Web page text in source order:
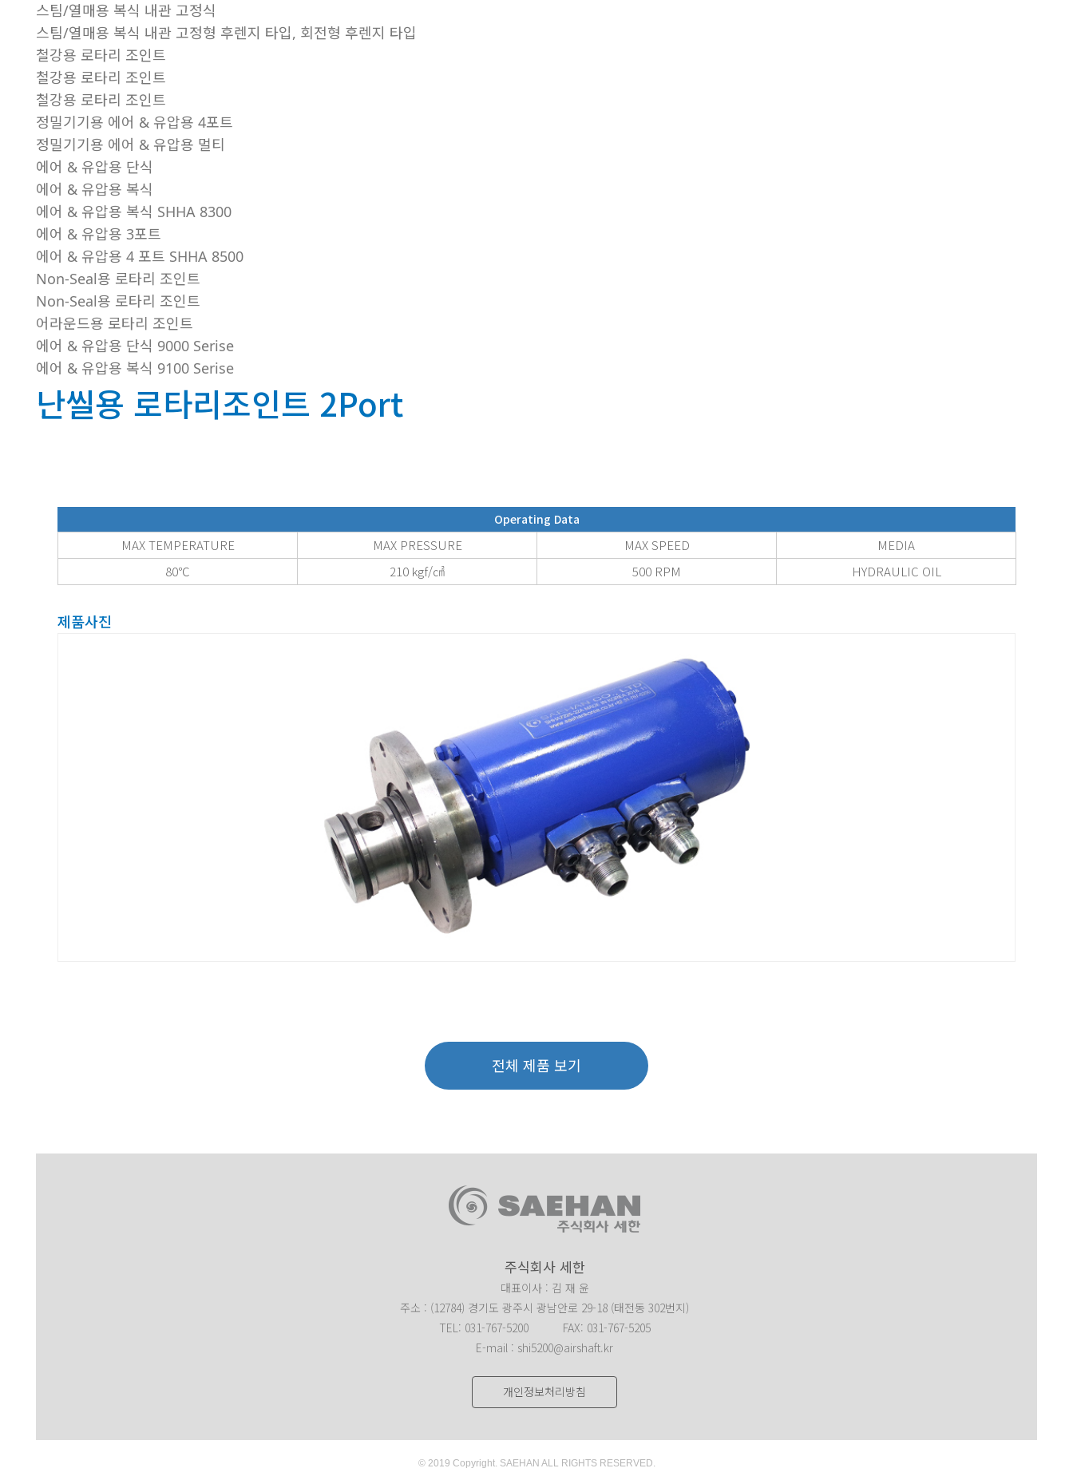
스팀/열매용 복식 내관 고정식
스팀/열매용 복식 내관 고정형 후렌지 타입, 회전형 후렌지 타입
철강용 로타리 조인트
철강용 로타리 조인트
철강용 로타리 조인트
정밀기기용 에어 & 유압용 4포트
정밀기기용 에어 & 유압용 멀티
에어 & 유압용 단식
에어 & 유압용 복식
에어 & 유압용 복식 SHHA 8300
에어 & 유압용 3포트
에어 & 유압용 4 포트 SHHA 8500
Non-Seal용 로타리 조인트
Non-Seal용 로타리 조인트
어라운드용 로타리 조인트
에어 & 유압용 단식 9000 Serise
에어 & 유압용 복식 9100 Serise
난씰용 로타리조인트 2Port
Operating Data
MAX TEMPERATURE MAX PRESSURE MAX SPEED
MEDIA
80℃
210 kgf/㎠ 500 RPM HYDRAULIC OIL
제품사진
전체 제품 보기
주식회사 세한
대표이사 : 김 재 윤
주소 : (12784) 경기도 광주시 광남안로 29-18 (태전동 302번지)
TEL: 031-767-5200
FAX: 031-767-5205
E-mail : shi5200@airshaft.kr
개인정보처리방침
© 2019 Copyright. SAEHAN ALL RIGHTS RESERVED.